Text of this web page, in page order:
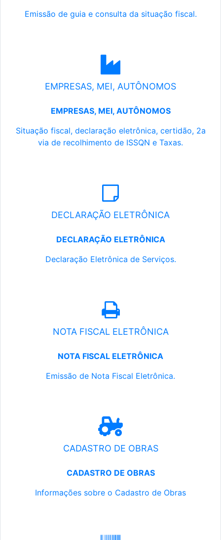
Emissão de guia e consulta da situação fiscal.
EMPRESAS, MEI, AUTÔNOMOS
EMPRESAS, MEI, AUTÔNOMOS
Situação fiscal, declaração eletrônica, certidão, 2a
via de recolhimento de ISSQN e Taxas.
DECLARAÇÃO ELETRÔNICA
DECLARAÇÃO ELETRÔNICA
Declaração Eletrônica de Serviços.
NOTA FISCAL ELETRÔNICA
NOTA FISCAL ELETRÔNICA
Emissão de Nota Fiscal Eletrônica.
CADASTRO DE OBRAS
CADASTRO DE OBRAS
Informações sobre o Cadastro de Obras